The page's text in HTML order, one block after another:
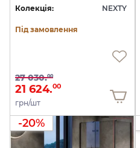
Колекція: NEXTY
Під замовлення
27 030.00
21 624.00
грн/шт
-20%